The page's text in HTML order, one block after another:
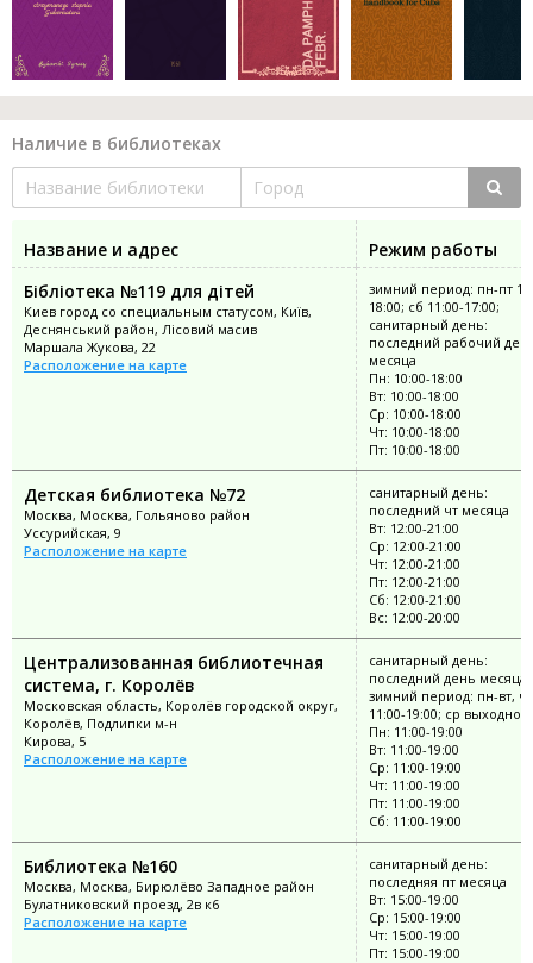
Наличие в библиотеках
Название и адрес
Режим работы
Бібліотека №119 для дітей
Киев город со специальным статусом, Київ,
Деснянський район, Лісовий масив
Маршала Жукова, 22
Расположение на карте
зимний период: пн-пт
18:00; сб 11:00-17:00;
санитарный день:
последний рабочий
месяца
Пн: 10:00-18:00
Вт: 10:00-18:00
Ср: 10:00-18:00
Чт: 10:00-18:00
Пт: 10:00-18:00
Детская библиотека №72
Москва, Москва, Гольяново район
Уссурийская, 9
Расположение на карте
санитарный день:
последний чт месяца
Вт: 12:00-21:00
Ср: 12:00-21:00
Чт: 12:00-21:00
Пт: 12:00-21:00
Сб: 12:00-21:00
Вс: 12:00-20:00
Централизованная библиотечная
система, г. Королёв
Московская область, Королёв городской округ,
Королёв, Подлипки м-н
Кирова, 5
Расположение на карте
санитарный день:
последний день месяца;
зимний период: пн-вт,
11:00-19:00; ср выходной
Пн: 11:00-19:00
Вт: 11:00-19:00
Ср: 11:00-19:00
Чт: 11:00-19:00
Пт: 11:00-19:00
Сб: 11:00-19:00
Библиотека №160
Москва, Москва, Бирюлёво Западное район
Булатниковский проезд, 2в к6
Расположение на карте
санитарный день:
последняя пт месяца
Вт: 15:00-19:00
Ср: 15:00-19:00
Чт: 15:00-19:00
Пт: 15:00-19:00